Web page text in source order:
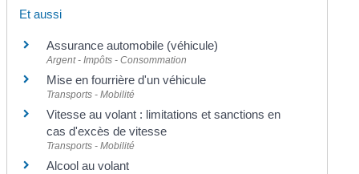
Et aussi
Assurance automobile (véhicule)
Argent - Impôts - Consommation
Mise en fourrière d'un véhicule
Transports - Mobilité
Vitesse au volant : limitations et sanctions en
cas d'excès de vitesse
Transports - Mobilité
Alcool au volant